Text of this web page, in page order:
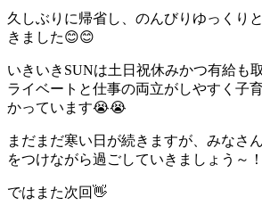
久しぶりに帰省し、のんびりゆっくり
きました😊😊
いきいきSUNは土日祝休みかつ有給も
ライベートと仕事の両立がしやすく子
かっています😭😭
まだまだ寒い日が続きますが、みなさ
をつけながら過ごしていきましょう～！
ではまた次回👋